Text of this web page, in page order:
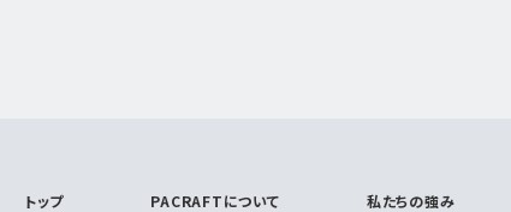
トップ PACRAFTについて 私たちの強み